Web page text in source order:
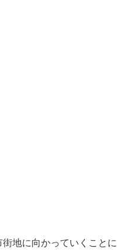
地に向かっていくことに